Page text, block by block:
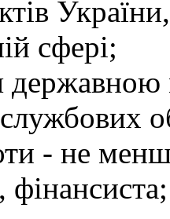
сфері;
державною
- не
фінансиста;